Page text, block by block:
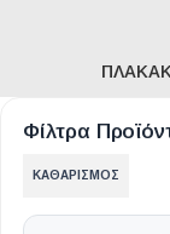
Φίλτρα
ΚΑΘΑΡΙΣΜΌΣ